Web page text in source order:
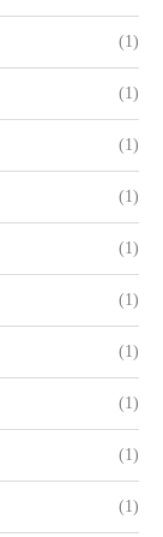
(1)
(1)
(1)
(1)
(1)
(1)
(1)
(1)
(1)
(1)